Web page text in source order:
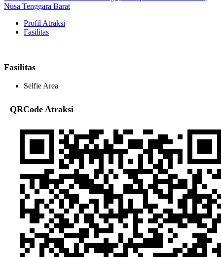
Nusa Tenggara Barat
Profil Atraksi
Fasilitas
Fasilitas
Selfie Area
QRCode Atraksi